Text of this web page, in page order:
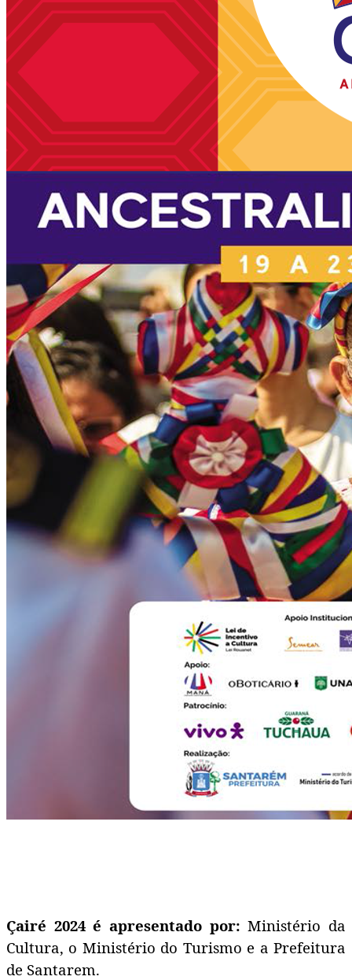
Çairé 2024 é apresentado por: Ministério da
Cultura, o Ministério do Turismo e a Prefeitura
de Santarem.